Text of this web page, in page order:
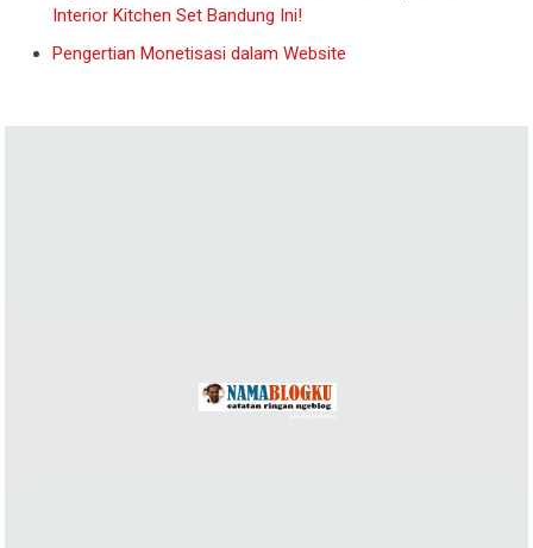
Interior Kitchen Set Bandung Ini!
Pengertian Monetisasi dalam Website